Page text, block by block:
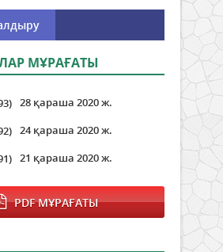
МҰРАҒАТЫ
28 қараша 2020 ж.
24 қараша 2020 ж.
21 қараша 2020 ж.
PDF МҰРАҒАТЫ